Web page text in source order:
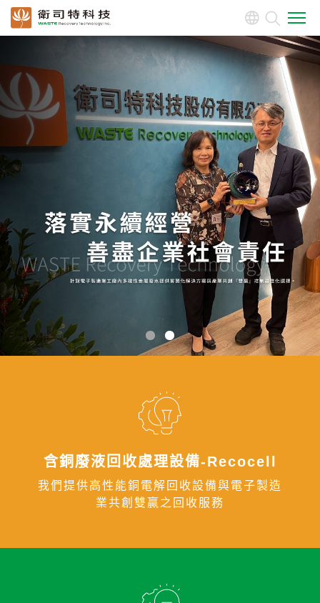
關於我們
產品介紹
投資人專區
企業永續發展(ESG)
利害關係人
人力資源
聯絡我們
含銅廢液回收處理設備-Recocell
我們提供高性能銅電解回收設備與電子製造
業共創雙贏之回收服務